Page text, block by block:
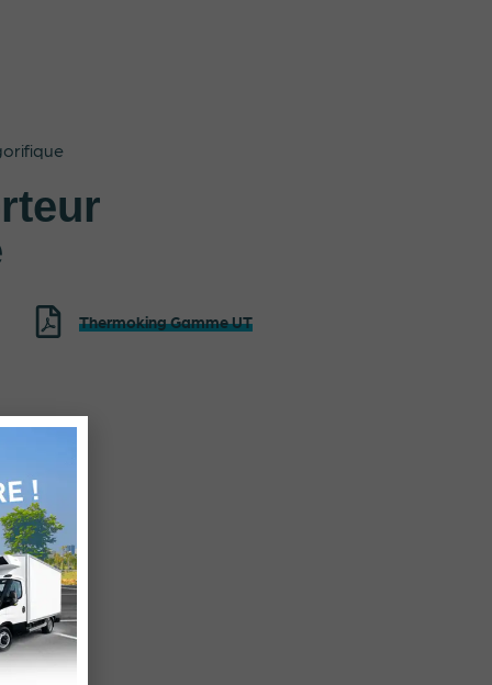
Thermoking Gamme UT